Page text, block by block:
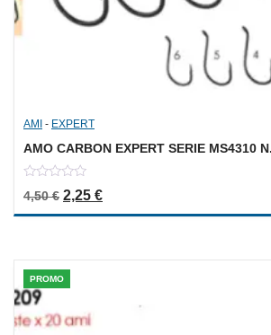
AMI - EXPERT
AMO CARBON EXPERT SERIE MS4310
out
of
4,50€ Il prezzo originale era: 4,50 €.
2,25 €Il prezzo attuale è: 2,25 €.
PROMO